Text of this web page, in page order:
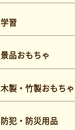
学習
景品おもちゃ
木製・竹製おもちゃ
防犯・防災用品